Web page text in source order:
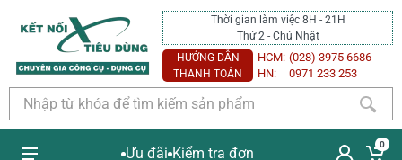
Thời gian làm việc 8H - 21H
Thứ 2 - Chủ Nhật
HƯỚNG DẪN
THANH TOÁN
HCM: (028) 3975 6686
HN:
0971 233 253
Ưu đãi Kiểm tra đơn
0